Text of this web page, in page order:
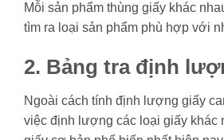
Mỗi sản phẩm thùng giấy khác
tìm ra loại sản phẩm phù hợp với
2. Bảng tra định
Ngoài cách tính định lượng giấy
việc định lượng các loại giấy khác